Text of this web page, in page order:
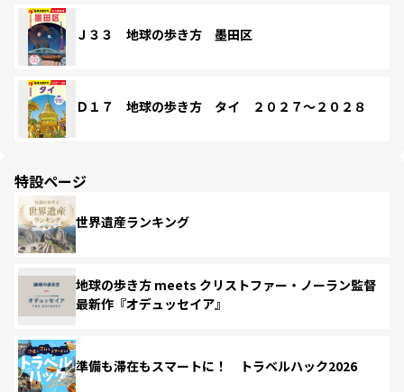
Ｊ３３ 地球の歩き方 墨田区
Ｄ１７ 地球の歩き方 タイ ２０２７～２０２８
特設ページ
世界遺産ランキング
地球の歩き方 meets クリストファー・ノーラン監督
最新作『オデュッセイア』
準備も滞在もスマートに！ トラベルハック2026